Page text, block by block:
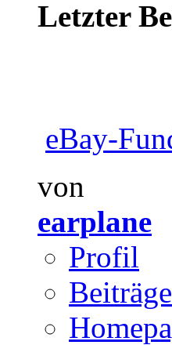
Letzter
eBay-
von
earplane
Profil